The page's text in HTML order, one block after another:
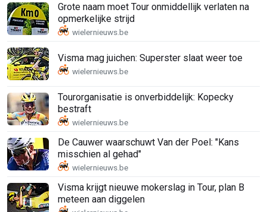
Grote naam moet Tour onmiddellijk verlaten na
opmerkelijke strijd
Visma mag juichen: Superster slaat weer toe
Tourorganisatie is onverbiddelijk: Kopecky
bestraft
De Cauwer waarschuwt Van der Poel: "Kans
misschien al gehad"
Visma krijgt nieuwe mokerslag in Tour, plan B
meteen aan diggelen